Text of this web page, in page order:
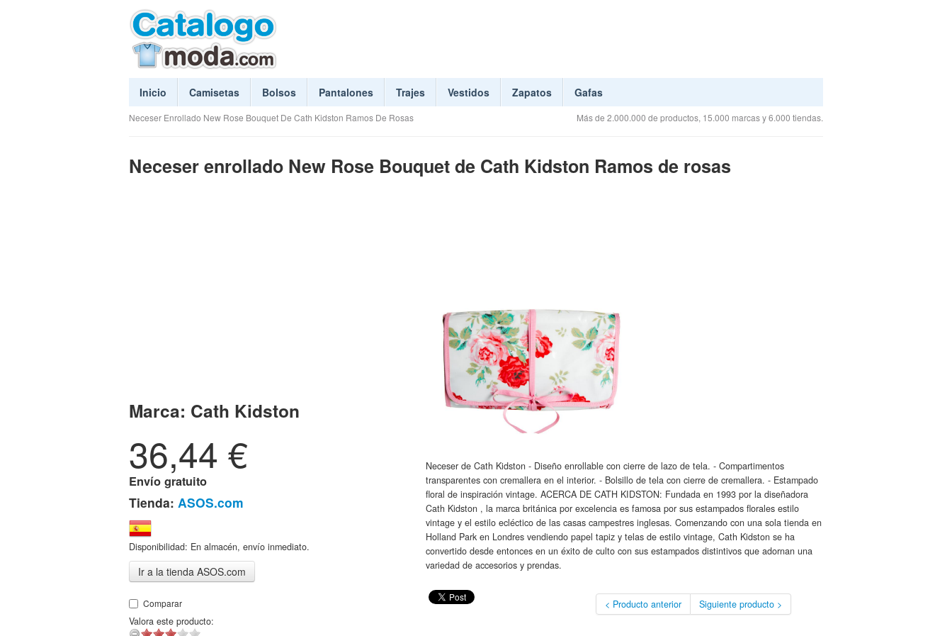
Inicio Camisetas Bolsos Pantalones Trajes Vestidos Zapatos Gafas
Neceser Enrollado New Rose Bouquet De Cath Kidston Ramos De Rosas Más de 2.000.000 de productos, 15.000 marcas y 6.000 tiendas.
Neceser enrollado New Rose Bouquet de Cath Kidston Ramos de rosas
Marca: Cath Kidston
36,44 €
Envío gratuito
Tienda: ASOS.com
Disponibilidad: En almacén, envío inmediato.
Ir a la tienda ASOS.com
Comparar
Valora este producto:
Neceser de Cath Kidston - Diseño enrollable con cierre de lazo de tela. - Compartimentos
transparentes con cremallera en el interior. - Bolsillo de tela con cierre de cremallera. - Estampado
floral de inspiración vintage. ACERCA DE CATH KIDSTON: Fundada en 1993 por la diseñadora
Cath Kidston , la marca británica por excelencia es famosa por sus estampados florales estilo
vintage y el estilo ecléctico de las casas campestres inglesas. Comenzando con una sola tienda en
Holland Park en Londres vendiendo papel tapiz y telas de estilo vintage, Cath Kidston se ha
convertido desde entonces en un éxito de culto con sus estampados distintivos que adornan una
variedad de accesorios y prendas.
< Producto anterior Siguiente producto >